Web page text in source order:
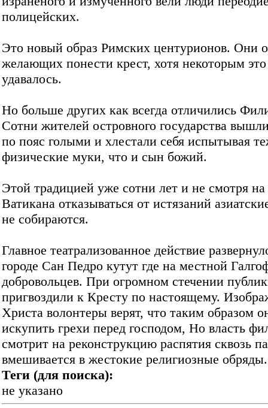
полицейских.
Это новый образ Римских центурионов. Они
желающих понести крест, хотя некоторым
удавалось.
Но больше других как всегда отличились
Сотни жителей островного государства
по пояс голыми и хлестали себя испытывая
физические муки, что и сын божий.
Этой традицией уже сотни лет и не смотря на
Ватикана отказываться от истязаний
не собираются.
Главное театрализованное действие
городе Сан Педро кутут где на местной
добровольцев. При огромном стечении
пригвоздили к Кресту по настоящему.
Христа волонтеры верят, что таким образом
искупить грехи перед господом, Но власть
смотрит на реконструкцию распятия сквозь
вмешивается в жестокие религиозные обряды.
Теги (для поиска):
не указано